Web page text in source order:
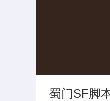
蜀门SF脚